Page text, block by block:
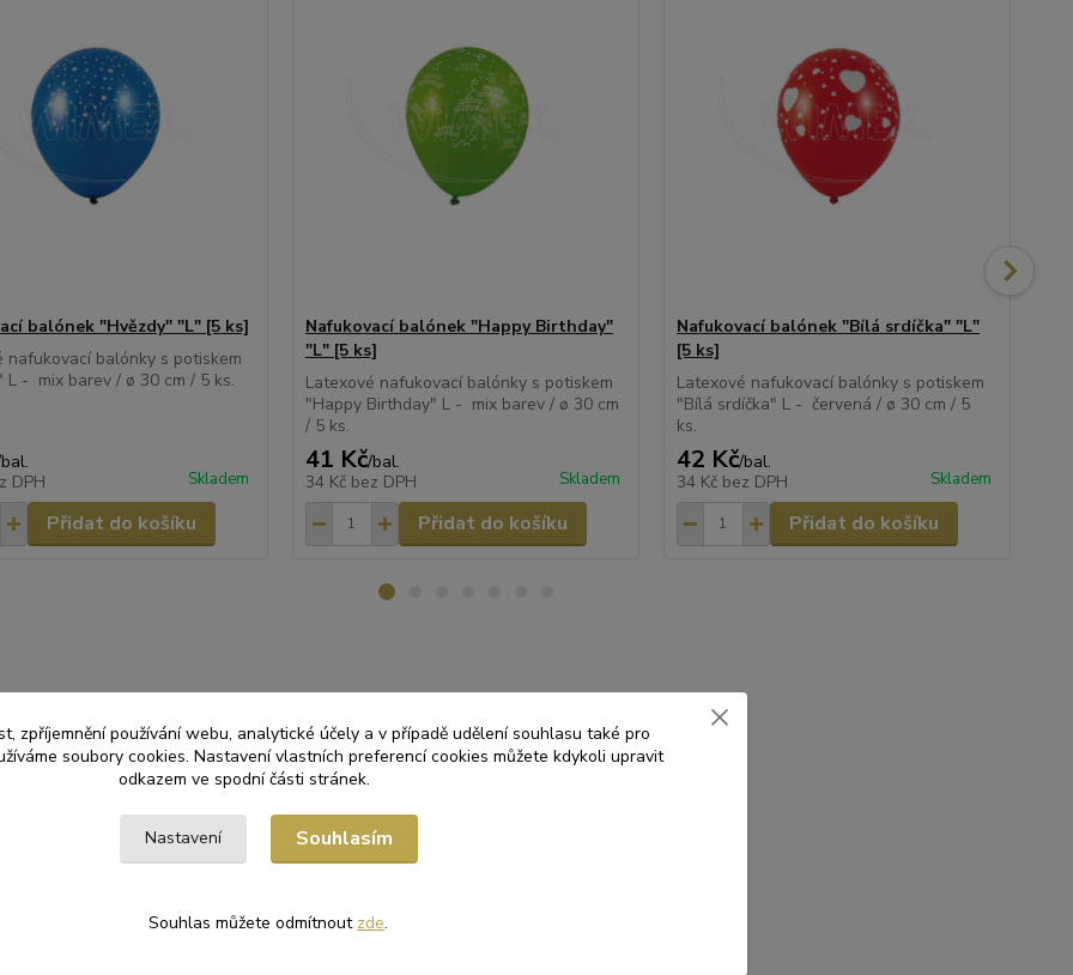
balónek "Hvězdy" "L" [5 ks]
nafukovací balónky s potiskem
L - mix barev / ø 30 cm / 5 ks.
bal.
DPH Skladem
Přidat do košíku
Nafukovací balónek "Happy Birthday"
"L" [5 ks]
Latexové nafukovací balónky s potiskem
"Happy Birthday" L - mix barev / ø 30 cm
/ 5 ks.
41 Kč/bal.
34 Kč bez DPH Skladem
Přidat do košíku
Nafukovací balónek "Bílá srdíčka" "L"
[5 ks]
Latexové nafukovací balónky s potiskem
"Bílá srdíčka" L - červená / ø 30 cm / 5
ks.
42 Kč/bal.
34 Kč bez DPH Skladem
Přidat do košíku
v kategoriích
Nafukovací balónky
zpříjemnění používání webu, analytické účely a v případě udělení souhlasu také pro
soubory cookies. Nastavení vlastních preferencí cookies můžete kdykoli upravit
odkazem ve spodní části stránek.
Nastavení Souhlasím
Souhlas můžete odmítnout zde.